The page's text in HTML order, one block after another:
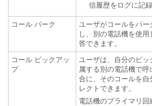
信履歴をログに記録
コール パーク
ユーザがコールをパー
し、別の電話機を使
答できます。
コール ピックアッ
プ
ユーザは、自分のピッ
属する別の電話機で
合に、そのコールを自
レクトできます。
電話機のプライマリ